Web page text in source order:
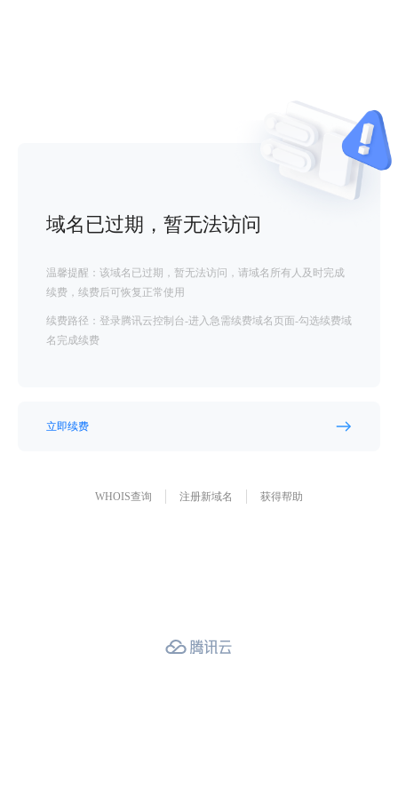
域名已过期，暂无法访问
温馨提醒：该域名已过期，暂无法访问，请域名所有人及时完成
续费，续费后可恢复正常使用
续费路径：登录腾讯云控制台-进入急需续费域名页面-勾选续费域
名完成续费
立即续费
WHOIS查询 注册新域名 获得帮助